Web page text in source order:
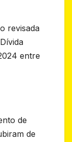
revisada
entre
de
de